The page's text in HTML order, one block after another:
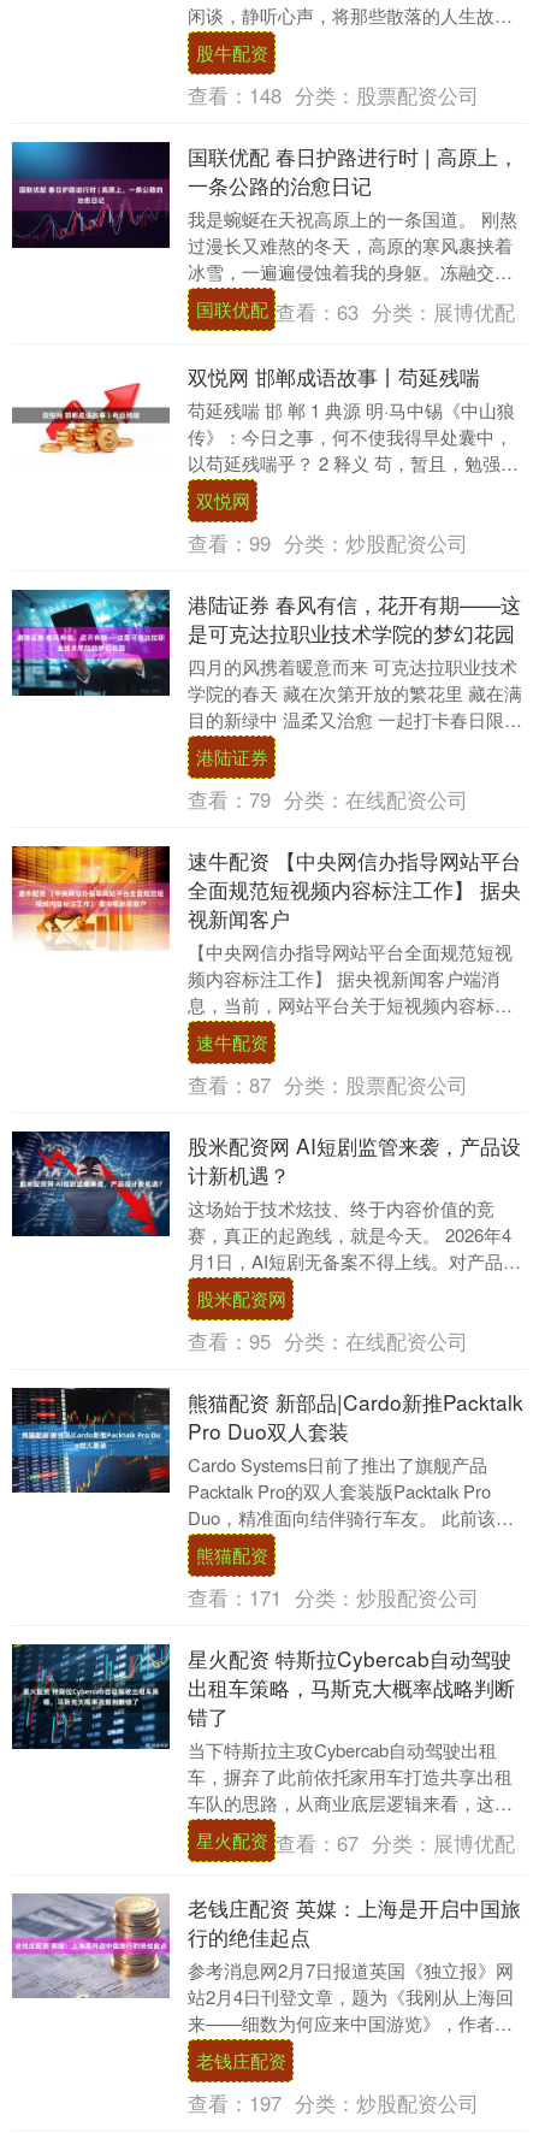
闲谈，静听心声，将那些散落的人生故
事、社区变迁、邻里温情和客家乡音……
一一收录进这座“独....
股牛配资
查看： 148 分类： 股票配资公司
国联优配 春日护路进行时 | 高原上，
一条公路的治愈日记
我是蜿蜒在天祝高原上的一条国道。 刚熬
过漫长又难熬的冬天，高原的寒风裹挟着
冰雪，一遍遍侵蚀着我的身躯。冻融交替
的日夜，让我浑身酸痛、满身伤痕，再也
撑不起平坦舒展....
国联优配 查看：63 分类： 展博优配
双悦网 邯郸成语故事丨苟延残喘
苟延残喘 邯 郸 1 典源 明·马中锡《中山狼
传》：今日之事，何不使我得早处囊中，
以苟延残喘乎？ 2 释义 苟，暂且，勉强。
延，延续。残喘，临死前的喘息。勉强
延....
双悦网
查看： 99 分类： 炒股配资公司
港陆证券 春风有信，花开有期——这
是可克达拉职业技术学院的梦幻花园
四月的风携着暖意而来 可克达拉职业技术
学院的春天 藏在次第开放的繁花里 藏在满
目的新绿中 温柔又治愈 一起打卡春日限定
校花～ 奔赴一场春日约会 绘就春日限定的
浪....
港陆证券
查看： 79 分类： 在线配资公司
速牛配资 【中央网信办指导网站平台
全面规范短视频内容标注工作】 据央
视新闻客户
【中央网信办指导网站平台全面规范短视
频内容标注工作】 据央视新闻客户端消
息，当前，网站平台关于短视频内容标注
的标准和尺度不一，一些含有虚构演绎、
摆拍营销、AI生....
速牛配资
查看： 87 分类： 股票配资公司
股米配资网 AI短剧监管来袭，产品设
计新机遇？
这场始于技术炫技、终于内容价值的竞
赛，真正的起跑线，就是今天。 2026年4
月1日，AI短剧无备案不得上线。对产品经
理而言，这绝非简单的外部约束，而是一
次从产品....
股米配资网
查看： 95 分类： 在线配资公司
熊猫配资 新部品|Cardo新推Packtalk
Pro Duo双人套装
Cardo Systems日前了推出了旗舰产品
Packtalk Pro的双人套装版Packtalk Pro
Duo，精准面向结伴骑行车友。 此前该旗
舰骑行通讯设....
熊猫配资
查看： 171 分类： 炒股配资公司
星火配资 特斯拉Cybercab自动驾驶
出租车策略，马斯克大概率战略判断
错了
当下特斯拉主攻Cybercab自动驾驶出租
车，摒弃了此前依托家用车打造共享出租
车队的思路，从商业底层逻辑来看，这一
决策存在明显漏洞，结合过往C truck的失
败....
星火配资 查看：67 分类： 展博优配
老钱庄配资 英媒：上海是开启中国旅
行的绝佳起点
参考消息网2月7日报道英国《独立报》网
站2月4日刊登文章，题为《我刚从上海回
来——细数为何应来中国游览》，作者是
妮科尔·特里利瓦斯，文章编译如下： 我刚
从上海旅....
老钱庄配资
查看： 197 分类： 炒股配资公司